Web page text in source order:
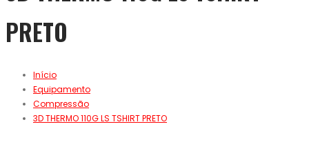
PRETO
Início
Equipamento
Compressão
3D THERMO 110G LS TSHIRT PRETO